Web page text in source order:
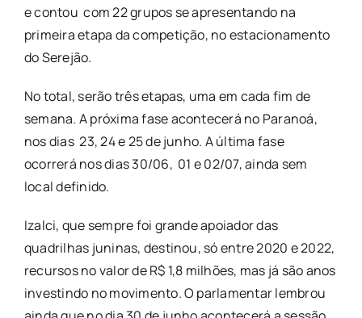
e contou com 22 grupos se apresentando na
primeira etapa da competição, no estacionamento
do Serejão.
No total, serão três etapas, uma em cada fim de
semana. A próxima fase acontecerá no Paranoá,
nos dias 23, 24 e 25 de junho. A última fase
ocorrerá nos dias 30/06, 01 e 02/07, ainda sem
local definido.
Izalci, que sempre foi grande apoiador das
quadrilhas juninas, destinou, só entre 2020 e 2022,
recursos no valor de R$ 1,8 milhões, mas já são anos
investindo no movimento. O parlamentar lembrou